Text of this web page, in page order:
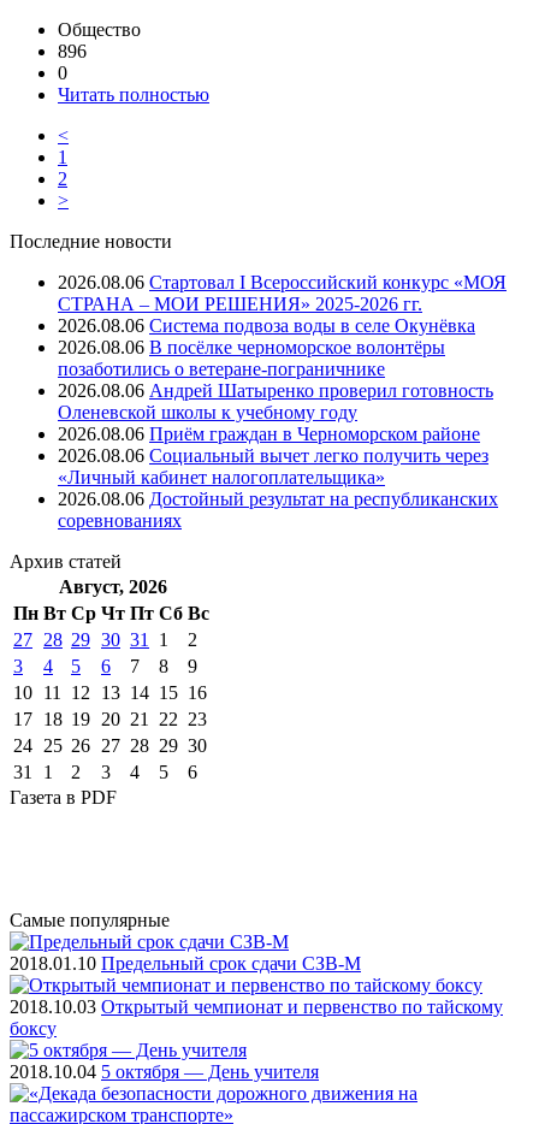
Общество
896
0
Читать полностью
<
1
2
>
Последние новости
2026.08.06 Стартовал I Всероссийский конкурс «МОЯ
СТРАНА – МОИ РЕШЕНИЯ» 2025-2026 гг.
2026.08.06 Система подвоза воды в селе Окунёвка
2026.08.06 В посёлке черноморское волонтёры
позаботились о ветеране-пограничнике
2026.08.06 Андрей Шатыренко проверил готовность
Оленевской школы к учебному году
2026.08.06 Приём граждан в Черноморском районе
2026.08.06 Социальный вычет легко получить через
«Личный кабинет налогоплательщика»
2026.08.06 Достойный результат на республиканских
соревнованиях
Архив статей
Август, 2026
Пн Вт Ср Чт Пт Cб Вс
27 28 29 30 31 1
2
3
4 5 6 7 8
9
10 11 12 13 14 15 16
17 18 19 20 21 22 23
24 25 26 27 28 29 30
31
1 2 3 4 5
6
Газета в PDF
Самые популярные
2018.01.10 Предельный срок сдачи СЗВ-М
2018.10.03 Открытый чемпионат и первенство по тайскому
боксу
2018.10.04 5 октября — День учителя